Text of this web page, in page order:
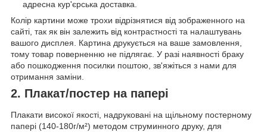
адресна кур'єрська доставка.
Колір картини може трохи відрізнятися від зображенного на
сайті, так як він залежить від контрастності та налаштувань
вашого дисплея. Картина друкується на ваше замовлення,
тому товар поверненню не підлягає. У разі наявності браку
або пошкодження посилки поштою, зв'яжіться з нами для
отримання заміни.
2. Плакат/постер на папері
Плакати високої якості, надруковані на щільному постерному
папері (140-180г/м²) методом струминного друку, для